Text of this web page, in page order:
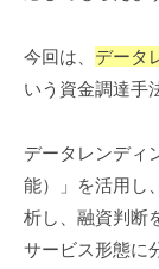
今回は、 データ
いう資金調達手
データレンディ
能）」を活用し
析し、融資判断
サービス形態に